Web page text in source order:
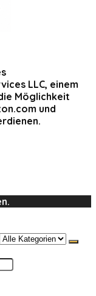
LLC, einem
Möglichkeit
und